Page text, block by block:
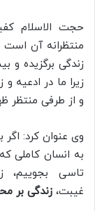
حجت الاسلام
منتظرانه آن
زندگی برگزیده و
زیرا ما در ادعیه
و از طرفی منتظر
وی عنوان کرد: اگر
به انسان کاملی
تاسی
غیبت، زندگی بر